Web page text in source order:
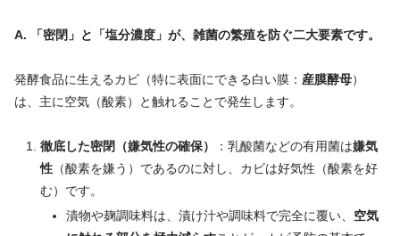
A. 「密閉」と「塩分濃度」が、雑菌の繁殖を防ぐ二大要素です。
発酵食品に生えるカビ（特に表面にできる白い膜： 産膜酵母）
は、主に空気（酸素）と触れることで発生します。
徹底した密閉（嫌気性の確保） ：乳酸菌などの有用菌は嫌気
性（酸素を嫌う）であるのに対し、カビは好気性（酸素を好
む）です。
漬物や麹調味料は、漬け汁や調味料で完全に覆い、 空気